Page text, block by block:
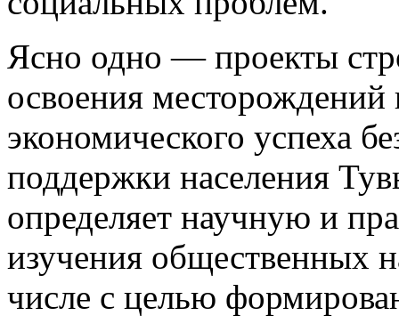
Ясно одно — проекты
освоения месторождений
экономического успеха
поддержки населения
определяет научную и
изучения общественных
числе с целью